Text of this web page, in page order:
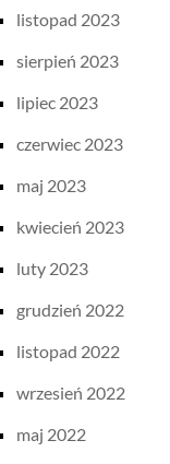
listopad 2023
sierpień 2023
lipiec 2023
czerwiec 2023
maj 2023
kwiecień 2023
luty 2023
grudzień 2022
listopad 2022
wrzesień 2022
maj 2022